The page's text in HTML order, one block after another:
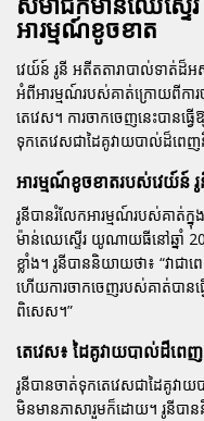
អារម្មណ៍ខូចខាត
វេយ៍ន៍ រូនី អតីតតារាបាល់ទាត់ដ៏
អំពីអារម្មណ៍របស់គាត់ក្រោយពីក
តេវេស។ ការចាកចេញនេះបានធ្វ
ទុកតេវេសជាដៃគូវាយបាល់ដ៏ព
អារម្មណ៍ខូចខាតរបស់វេយ៍ន៍
រូនីបានរំលែកអារម្មណ៍របស់គាត់ក្នុ
ម៉ាន់ឈេស្ទើរ យូណាយធីនៅឆ្នាំ
ខ្លាំង។ រូនីបាននិយាយថា៖ “វាជា
ហើយការចាកចេញរបស់គាត់បានធ្
ពិសេស។”
តេវេស៖ ដៃគូវាយបាល់ដ៏ព
រូនីបានចាត់ទុកតេវេសជាដៃគូវ
មិនមានភាសារួមក៏ដោយ។ រូនីបា